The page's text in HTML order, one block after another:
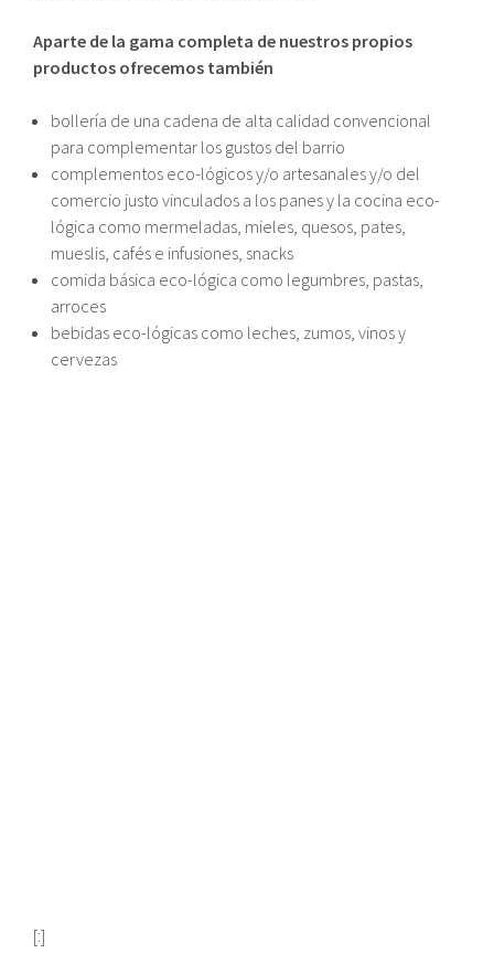
Aparte de la gama completa de nuestros propios
productos ofrecemos también
bollería de una cadena de alta calidad convencional
para complementar los gustos del barrio
complementos eco-lógicos y/o artesanales y/o del
comercio justo vinculados a los panes y la cocina eco-
lógica como mermeladas, mieles, quesos, pates,
mueslis, cafés e infusiones, snacks
comida básica eco-lógica como legumbres, pastas,
arroces
bebidas eco-lógicas como leches, zumos, vinos y
cervezas
[:]